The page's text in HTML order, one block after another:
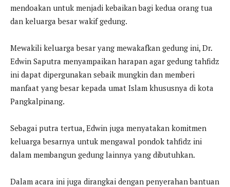
mendoakan untuk menjadi kebaikan bagi kedua orang tua
dan keluarga besar wakif gedung.
Mewakili keluarga besar yang mewakafkan gedung ini, Dr.
Edwin Saputra menyampaikan harapan agar gedung tahfidz
ini dapat dipergunakan sebaik mungkin dan memberi
manfaat yang besar kepada umat Islam khususnya di kota
Pangkalpinang.
Sebagai putra tertua, Edwin juga menyatakan komitmen
keluarga besarnya untuk mengawal pondok tahfidz ini
dalam membangun gedung lainnya yang dibutuhkan.
Dalam acara ini juga dirangkai dengan penyerahan bantuan